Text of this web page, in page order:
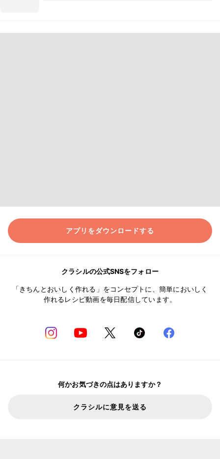
アプリをダウンロードする
クラシルの公式SNSをフォロー
「きちんとおいしく作れる」をコンセプトに、簡単においしく
作れるレシピ動画を毎日配信しています。
何かお気づきの点はありますか？
クラシルに意見を送る